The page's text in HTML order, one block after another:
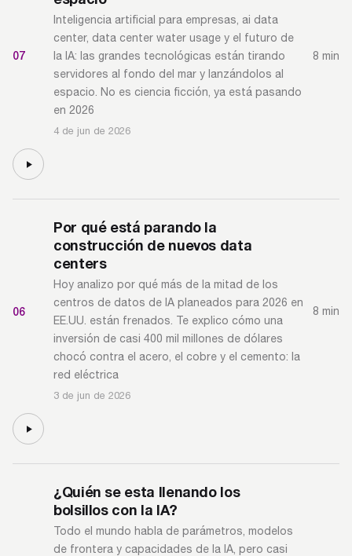
07
Inteligencia artificial para empresas, ai data
center, data center water usage y el futuro de
la IA: las grandes tecnológicas están tirando
servidores al fondo del mar y lanzándolos al
espacio. No es ciencia ficción, ya está pasando
en 2026
4 de jun de 2026
8 min
06
Por qué está parando la
construcción de nuevos data
centers
Hoy analizo por qué más de la mitad de los
centros de datos de IA planeados para 2026 en
EE.UU. están frenados. Te explico cómo una
inversión de casi 400 mil millones de dólares
chocó contra el acero, el cobre y el cemento: la
red eléctrica
3 de jun de 2026
8 min
¿Quién se esta llenando los
bolsillos con la IA?
Todo el mundo habla de parámetros, modelos
de frontera y capacidades de la IA, pero casi